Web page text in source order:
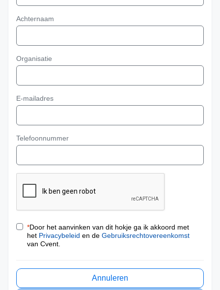
Achternaam
Organisatie
E-mailadres
Telefoonnummer
*Door het aanvinken van dit hokje ga ik akkoord met
het Privacybeleid en de Gebruiksrechtovereenkomst
van Cvent.
Annuleren